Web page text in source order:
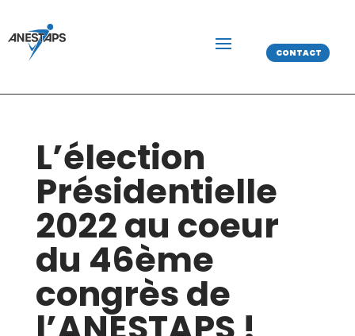
CONTACT
L’élection
Présidentielle
2022 au coeur
du 46ème
congrès de